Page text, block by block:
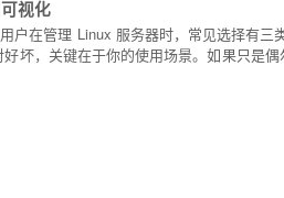
视化
户在管理 Linux 服务器时，常见选择有
坏，关键在于你的使用场景。如果只是